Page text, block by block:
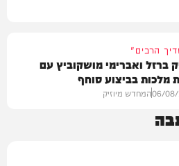
הרבים"
ברזל ואברימי מושקוביץ עם
מלכות בביצוע סוחף
06/המחדש מיוזיק